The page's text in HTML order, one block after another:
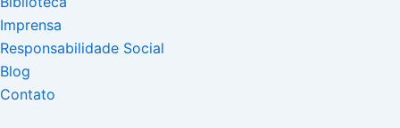
k
m
Imprensa
Responsabilidade Social
Blog
Contato